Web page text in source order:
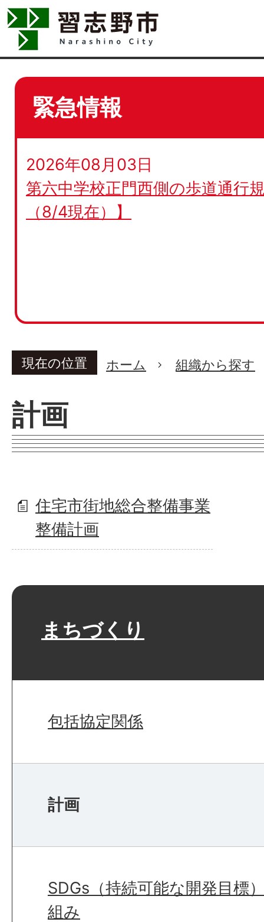
緊急情報
2026年08月03日
第六中学校正門西側の歩道通行
（8/4現在）】
現在の位置 ホーム 組織から探す
計画
住宅市街地総合整備事業
整備計画
まちづくり
包括協定関係
計画
SDGs（持続可能な開発目標
組み